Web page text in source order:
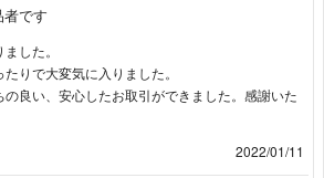
者です
した。
りで大変気に入りました。
の良い、安心したお取引ができました。感謝いた
2022/01/11